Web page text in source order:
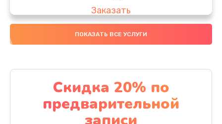
Заказать
Ремонт после залития
Заказать
Ремонт электроплаты
1320 руб.
ПОКАЗАТЬ ВСЕ УСЛУГИ
Скидка 20% по
предварительной